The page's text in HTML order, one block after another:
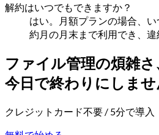
解約はいつでもできますか？
はい。月額プランの場合、
約月の月末まで利用でき、違
ファイル管理の煩雑さ
今日で終わりにしませ
クレジットカード不要 / 5分で導入